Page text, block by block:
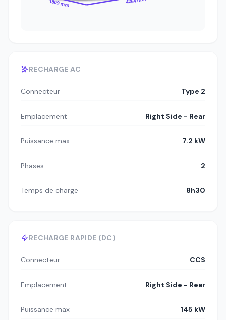
1809 mm
RECHARGE AC
Connecteur Type 2
Emplacement Right Side - Rear
Puissance max 7.2 kW
Phases 2
Temps de charge 8h30
RECHARGE RAPIDE (DC)
Connecteur CCS
Emplacement Right Side - Rear
Puissance max 145 kW